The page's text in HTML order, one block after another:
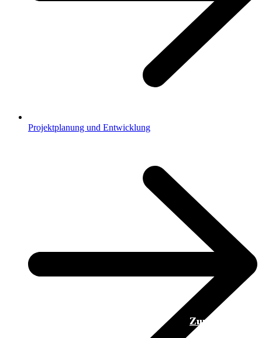
Zum Projekt
Zum Projekt
Zum Projekt
Projektplanung und Entwicklung